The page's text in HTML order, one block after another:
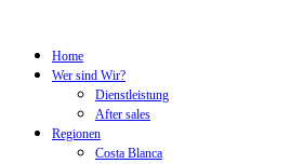
Home
Wer sind Wir?
Dienstleistung
After sales
Regionen
Costa Blanca